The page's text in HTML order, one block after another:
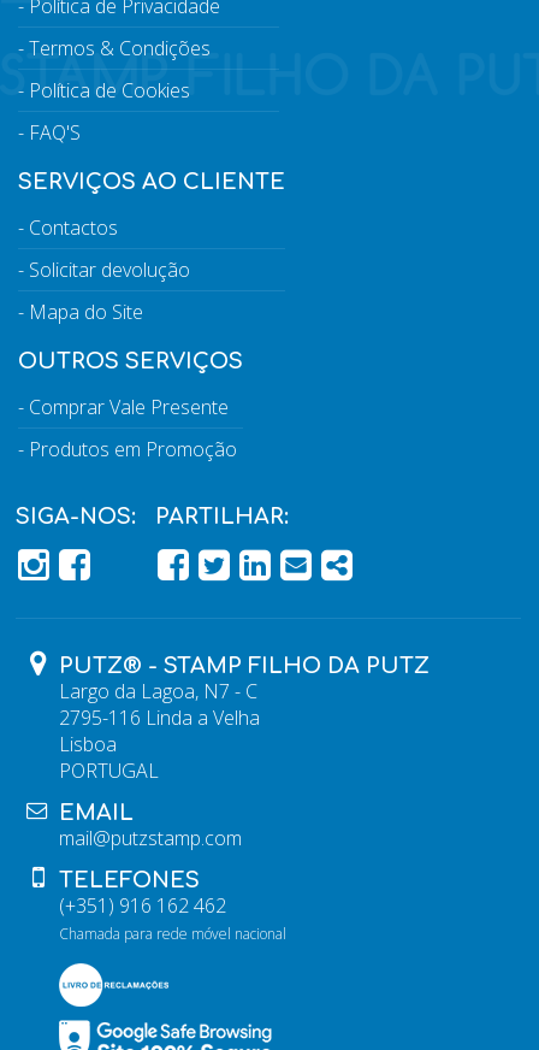
Política de Privacidade
Termos & Condições
Política de Cookies
FAQ'S
SERVIÇOS AO CLIENTE
Contactos
Solicitar devolução
Mapa do Site
OUTROS SERVIÇOS
Comprar Vale Presente
Produtos em Promoção
SIGA-NOS:
PÁGINA DO FACEBOOK
PÁGINA DO FACEBOOK
PARTILHAR:
FACEBOOK
TWITTER
LINKEDIN
EMAIL
PUTZ® - STAMP FILHO DA PUTZ
Largo da Lagoa, N7 - C
2795-116 Linda a Velha
Lisboa
PORTUGAL
EMAIL
mail@putzstamp.com
TELEFONES
(+351) 916 162 462
Chamada para rede móvel nacional